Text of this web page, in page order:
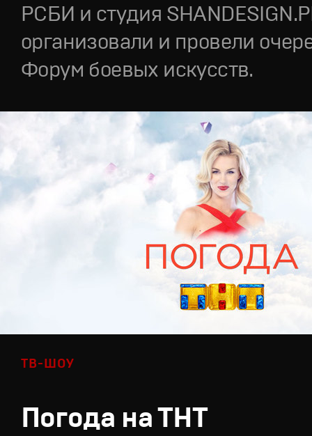
РСБИ и студия
организовали и провели
Форум боевых искусств.
ТВ-ШОУ
Погода на ТНТ